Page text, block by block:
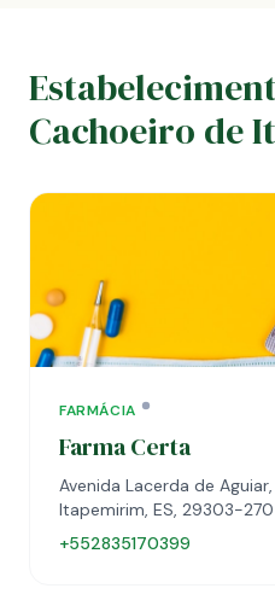
Cachoeiro de
FARMÁCIA
Farma Certa
Avenida Lacerda de
Itapemirim, ES, 29303-270
+552835170399